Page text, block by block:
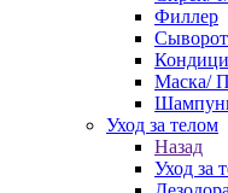
Филлер
Маска/
Уход за телом
Назад
Уход за